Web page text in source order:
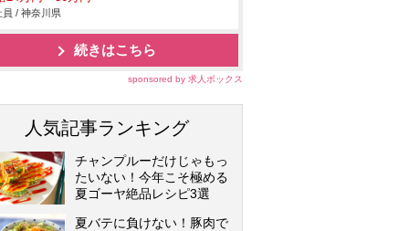
員 / 神奈川県
続きはこちら
sponsored by 求人ボックス
人気記事ランキング
チャンプルーだけじゃもっ
たいない！今年こそ極める
夏ゴーヤ絶品レシピ3選
夏バテに負けない！豚肉で